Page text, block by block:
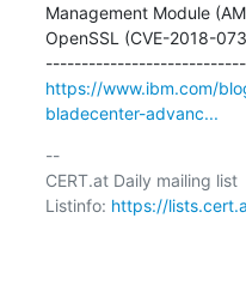
Management Module
OpenSSL (CVE-2018-
https://www.ibm.com/
bladecenter-advanc...
--
CERT.at Daily mailing list
Listinfo: https://